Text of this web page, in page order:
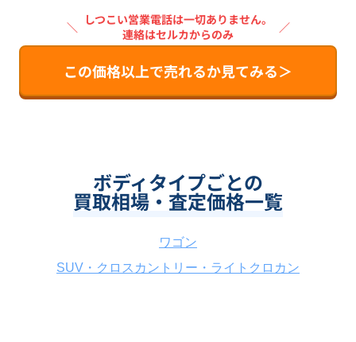
＼ しつこい営業電話は一切ありません。
連絡はセルカからのみ
／
この価格以上で売れるか見てみる＞
ボディタイプごとの
買取相場・査定価格一覧
ワゴン
SUV・クロスカントリー・ライトクロカン